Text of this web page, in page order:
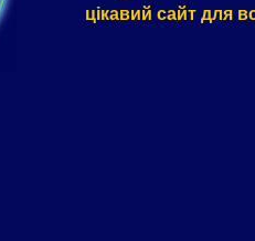
цікавий сайт для